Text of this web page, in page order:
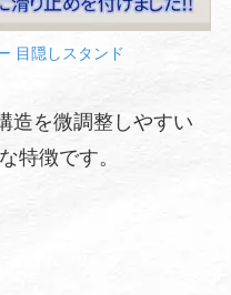
目隠しスタンド
造を微調整しやすい
特徴です。